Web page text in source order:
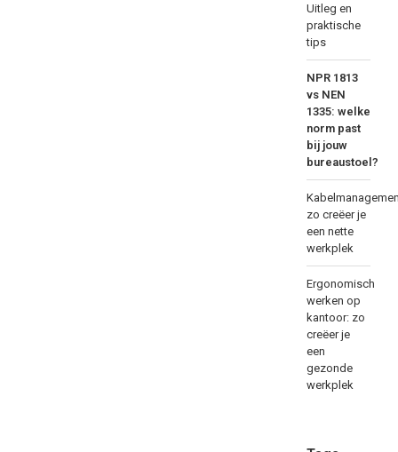
Uitleg en
praktische
tips
NPR 1813
vs NEN
1335: welke
norm past
bij jouw
bureaustoel?
zo creëer je
een nette
werkplek
Ergonomisch
werken op
kantoor: zo
creëer je
een
gezonde
werkplek